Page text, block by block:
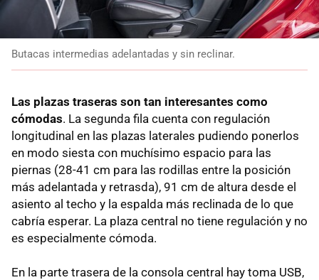
Butacas intermedias adelantadas y sin reclinar.
Las plazas traseras son tan interesantes como
cómodas. La segunda fila cuenta con regulación
longitudinal en las plazas laterales pudiendo ponerlos
en modo siesta con muchísimo espacio para las
piernas (28-41 cm para las rodillas entre la posición
más adelantada y retrasda), 91 cm de altura desde el
asiento al techo y la espalda más reclinada de lo que
cabría esperar. La plaza central no tiene regulación y no
es especialmente cómoda.
En la parte trasera de la consola central hay toma USB,